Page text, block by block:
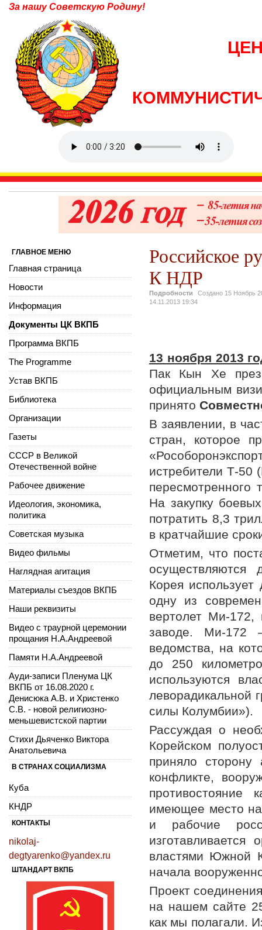
За нашу Советскую Родину!
Российское
К НДР
Подробности Создано 15 Ноябрь
14.11.2013 19:34
13 ноября 2013
Пак Кын Хе
официальным
принято
В заявлении, в
стран, которое
истребители Т-50
пересмотренного
На закупку
потратить 8,3
в кратчайшие
Отметим, что
осуществляются
Корея
одну из
вертолет Ми-172,
заводе. Ми-172
ведомства, на
до 250
используются
леворадикальной
силы Колумбии»).
Рассуждая о
Корейском
приняло сторону
конфликте,
противостояние
имеющее место на
и рабочие
властями Южной
начала
Проект
на нашем сайте
как мы полагали.
ГЛАВНОЕ МЕНЮ
Главная страница
Новости
Информация
Документы ЦК ВКПБ
Программа ВКПБ
The Programme
Устав ВКПБ
Библиотека
Организации
Газеты
СССР в Великой
Отечественной войне
Рабочее движение
Идеология, экономика,
политика
Советская музыка
Видео фильмы
Наглядная агитация
Материалы съездов ВКПБ
Наши реквизиты
Видео с траурной церемонии
прощания Н.А.Андреевой
Памяти Н.А.Андреевой
Ауди-записи Пленума ЦК
ВКПБ от 16.08.2020 г.
Денисюка А.В. и Христенко
С.В. - новой религиозно-
меньшевистской партии
Стихи Дьяченко Виктора
Анатольевича
В СТРАНАХ СОЦИАЛИЗМА
Куба
КНДР
КОНТАКТЫ
nikolaj-
degtyarenko@yandex.ru
ШТАНДАРТ ВКПБ